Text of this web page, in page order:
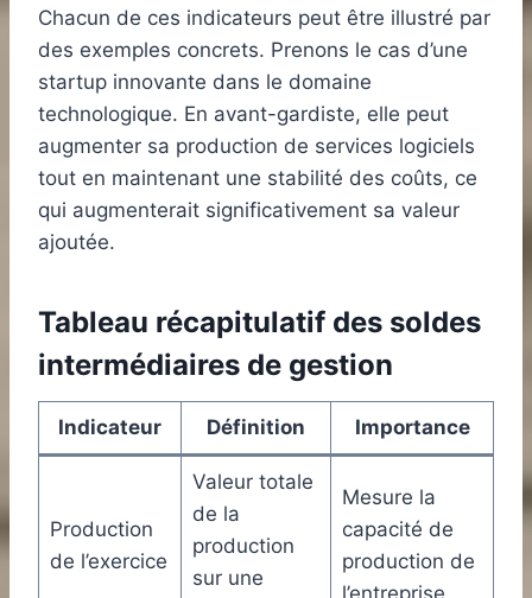
Chacun de ces indicateurs peut être illustré par
des exemples concrets. Prenons le cas d’une
startup innovante dans le domaine
technologique. En avant-gardiste, elle peut
augmenter sa production de services logiciels
tout en maintenant une stabilité des coûts, ce
qui augmenterait significativement sa valeur
ajoutée.
Tableau récapitulatif des soldes
intermédiaires de gestion
Indicateur Définition Importance
Production
de l’exercice
Valeur totale
de la
production
sur une
Mesure la
capacité de
production de
l’entreprise